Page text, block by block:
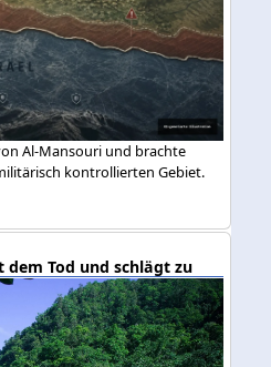
Al-Mansouri und brachte
kontrollierten Gebiet.
Tod und schlägt zu